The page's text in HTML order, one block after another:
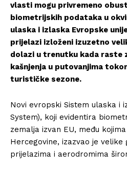
vlasti mogu privremeno
biometrijskih podataka u
ulaska i izlaska Evropske
prijelazi izloženi izuzetno
dolazi u trenutku kada raste
kašnjenja u putovanjima
turističke sezone.
Novi evropski Sistem ulaska i
System), koji evidentira
zemalja izvan EU, među
Hercegovine, izazvao je velike
prijelazima i aerodromima